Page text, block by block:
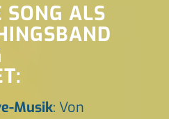
SONG ALS
Musik: Von